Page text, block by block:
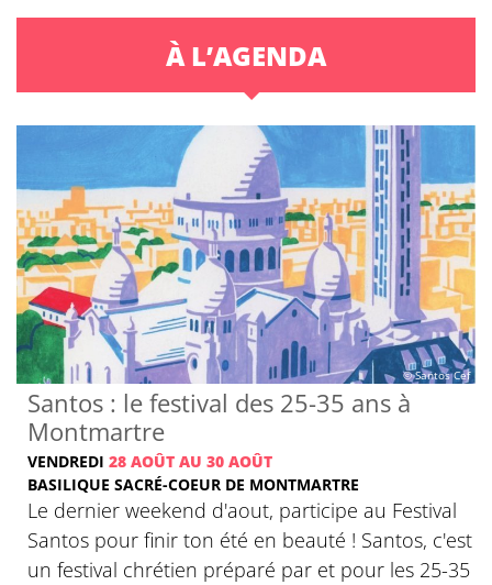
À L’AGENDA
© Santos Cef
Santos : le festival des 25-35 ans à
Montmartre
VENDREDI 28 AOÛT AU 30 AOÛT
BASILIQUE SACRÉ-COEUR DE MONTMARTRE
Le dernier weekend d'aout, participe au Festival
Santos pour finir ton été en beauté ! Santos, c'est
un festival chrétien préparé par et pour les 25-35